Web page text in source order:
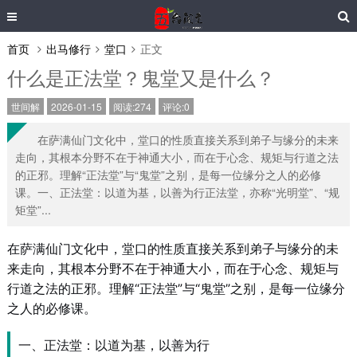
首页 出马修行 堂口 正文
什么是正法堂？鬼堂又是什么？
世间解 2026-01-15 阅读:274 评论:0
在萨满仙门文化中，堂口的性质直接关系到弟子与缘分的未来
走向，其根本分野不在于神通大小，而在于心念、规矩与行道之法
的正邪。理解“正法堂”与“鬼堂”之别，是每一位缘分之人的必修
课。一、正法堂：以道为基，以善为行正法堂，亦称“光明堂”、“规
矩堂”...
在萨满仙门文化中，堂口的性质直接关系到弟子与缘分的未
来走向，其根本分野不在于神通大小，而在于心念、规矩与
行道之法的正邪。理解“正法堂”与“鬼堂”之别，是每一位缘分
之人的必修课。
一、正法堂：以道为基，以善为行